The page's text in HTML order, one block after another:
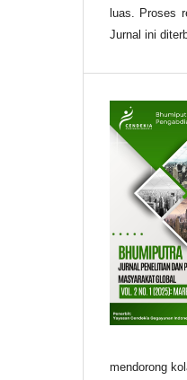
luas. Proses
Jurnal ini
mendorong